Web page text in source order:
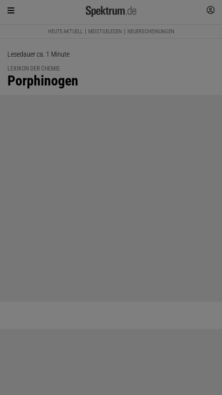
HEUTE AKTUELL MEISTGELESEN NEUERSCHEINUNGEN
Lesedauer ca. 1 Minute
LEXIKON DER CHEMIE
:
Porphinogen